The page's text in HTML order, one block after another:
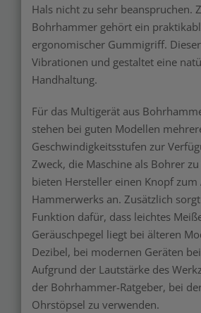
Hals nicht zu sehr beanspruchen.
Bohrhammer gehört ein
ergonomischer Gummigriff.
Vibrationen und gestaltet eine
Handhaltung.
Für das Multigerät aus
stehen bei guten Modellen
Geschwindigkeitsstufen zur
Zweck, die Maschine als Bohrer
bieten Hersteller einen Knopf zum
Hammerwerks an. Zusätzlich
Funktion dafür, dass leichtes
Geräuschpegel liegt bei älteren
Dezibel, bei modernen Geräten
Aufgrund der Lautstärke des
der Bohrhammer-Ratgeber, bei
Ohrstöpsel zu verwenden.